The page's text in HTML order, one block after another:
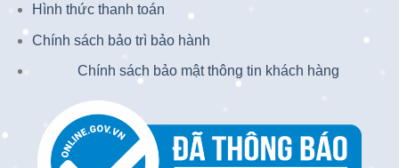
Hình thức thanh toán
Chính sách bảo trì bảo hành
Chính sách bảo mật thông tin khách hàng